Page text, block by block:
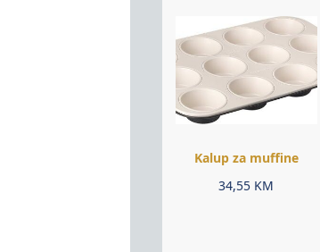
Kalup za muffine
34,55 KM